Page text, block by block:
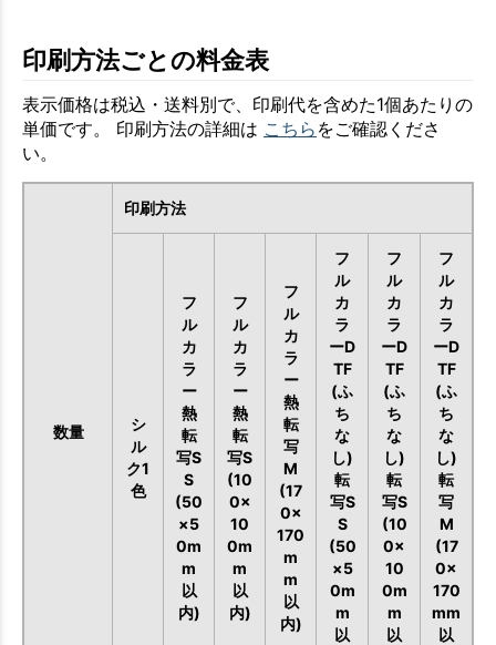
印刷方法ごとの料金表
表示価格は税込・送料別で、印刷代を含めた1個あたりの
単価です。 印刷方法の詳細は こちら をご確認くださ
い。
数量
印刷方法
シ
ル
ク1
色
フ
ル
カ
ラ
ー
熱
転
写S
S
(50
×5
0m
m
以
内)
フ
ル
カ
ラ
ー
熱
転
写S
(10
0×
10
0m
m
以
内)
フ
ル
カ
ラ
ー
熱
転
写
M
(17
0×
170
m
m
以
内)
フ
ル
カ
ラ
ーD
TF
(ふ
ち
な
し)
転
写S
S
(50
×5
0m
m
以
フ
ル
カ
ラ
ーD
TF
(ふ
ち
な
し)
転
写S
(10
0×
10
0m
m
以
フ
ル
カ
ラ
ーD
TF
(ふ
ち
な
し)
転
写
M
(17
0×
170
mm
以